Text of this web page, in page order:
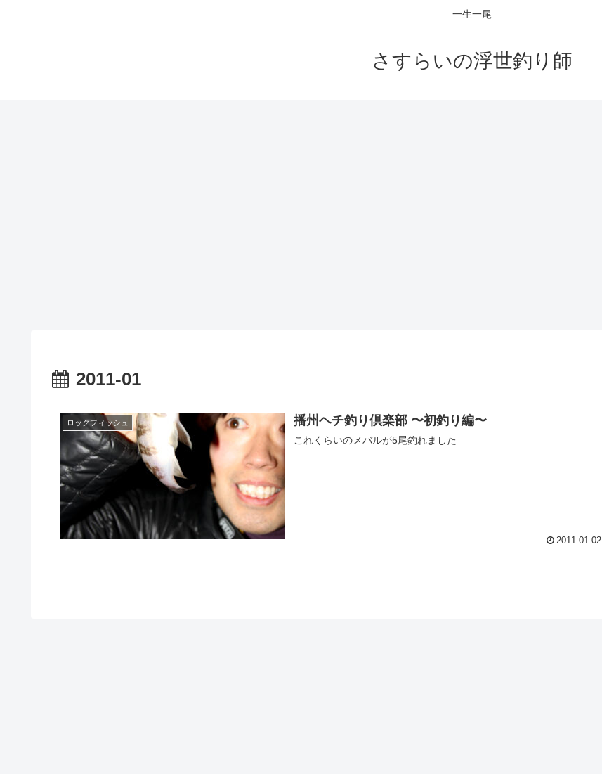
一生一尾
さすらいの浮世釣り師
2011-01
ロックフィッシュ 播州ヘチ釣り倶楽部 〜初釣り編〜
これくらいのメバルが5尾釣れました
2011.01.02